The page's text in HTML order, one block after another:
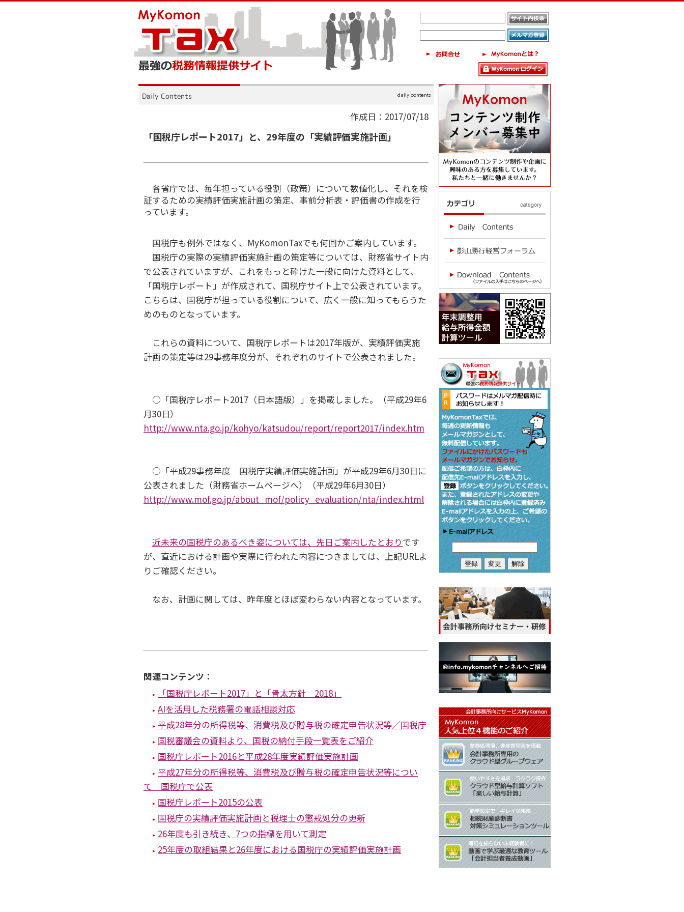
作成日：2017/07/18
「国税庁レポート2017」と、29年度の「実績評価実施計画」
各省庁では、毎年担っている役割（政策）について数値化し、それを検
証するための実績評価実施計画の策定、事前分析表・評価書の作成を行
っています。
国税庁も例外ではなく、MyKomonTaxでも何回かご案内しています。
国税庁の実際の実績評価実施計画の策定等については、財務省サイト内
で公表されていますが、これをもっと砕けた一般に向けた資料として、
「国税庁レポート」が作成されて、国税庁サイト上で公表されています。
こちらは、国税庁が担っている役割について、広く一般に知ってもらうた
めのものとなっています。
これらの資料について、国税庁レポートは2017年版が、実績評価実施
計画の策定等は29事務年度分が、それぞれのサイトで公表されました。
○「国税庁レポート2017（日本語版）」を掲載しました。（平成29年6
月30日）
http://www.nta.go.jp/kohyo/katsudou/report/report2017/index.htm
○「平成29事務年度 国税庁実績評価実施計画」が平成29年6月30日に
公表されました（財務省ホームページへ）（平成29年6月30日）
http://www.mof.go.jp/about_mof/policy_evaluation/nta/index.html
近未来の国税庁のあるべき姿については、先日ご案内したとおりです
が、直近における計画や実際に行われた内容につきましては、上記URLよ
りご確認ください。
なお、計画に関しては、昨年度とほぼ変わらない内容となっています。
関連コンテンツ：
「国税庁レポート2017」と「骨太方針 2018」
AIを活用した税務署の電話相談対応
平成28年分の所得税等、消費税及び贈与税の確定申告状況等／国税庁
国税審議会の資料より、国税の納付手段一覧表をご紹介
国税庁レポート2016と平成28年度実績評価実施計画
平成27年分の所得税等、消費税及び贈与税の確定申告状況等につい
て 国税庁で公表
国税庁レポート2015の公表
国税庁の実績評価実施計画と税理士の懲戒処分の更新
26年度も引き続き、7つの指標を用いて測定
25年度の取組結果と26年度における国税庁の実績評価実施計画